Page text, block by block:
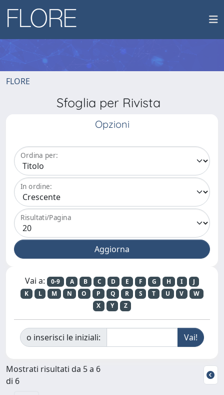
FLORE
Sfoglia per Rivista
Opzioni
Ordina per:
In ordine:
Risultati/Pagina
Vai a: 0-9 A B C D E F G H I
J
K
L M N O P Q R S T U V
W
X
Y Z
o inserisci le iniziali:
Mostrati risultati da 5 a 6
di 6